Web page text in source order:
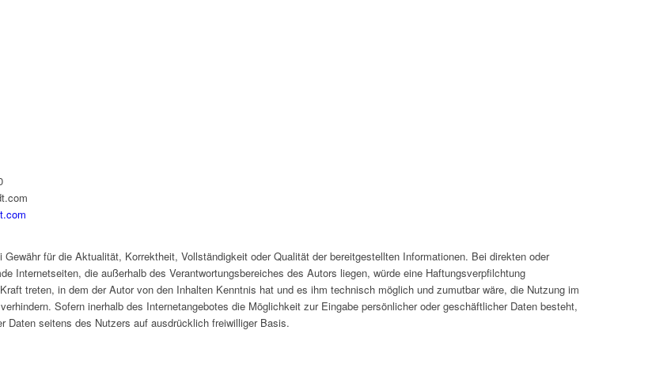
Gewähr für die Aktualität, Korrektheit, Vollständigkeit oder Qualität der bereitgestellten Informationen. Bei direkten oder
Internetseiten, die außerhalb des Verantwortungsbereiches des Autors liegen, würde eine Haftungsverpfilchtung
treten, in dem der Autor von den Inhalten Kenntnis hat und es ihm technisch möglich und zumutbar wäre, die Nutzung im
Sofern inerhalb des Internetangebotes die Möglichkeit zur Eingabe persönlicher oder geschäftlicher Daten besteht,
Daten seitens des Nutzers auf ausdrücklich freiwilliger Basis.